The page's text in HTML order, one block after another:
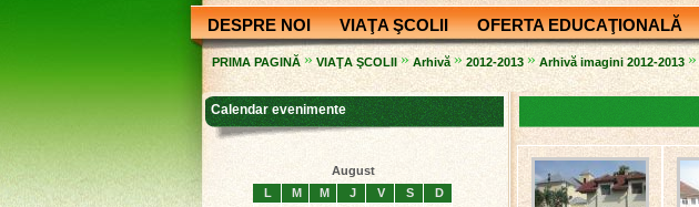
DESPRE NOI VIAŢA ŞCOLII OFERTA EDUCAŢIONALĂ
PRIMA PAGINĂ » VIAŢA ŞCOLII » Arhivă » 2012-2013 » Arhivă imagini 2012-2013 »
Calendar evenimente
August
L
M M J V S D